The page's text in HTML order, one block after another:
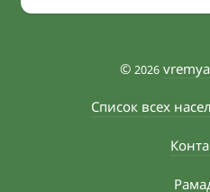
© 2026
Список всех